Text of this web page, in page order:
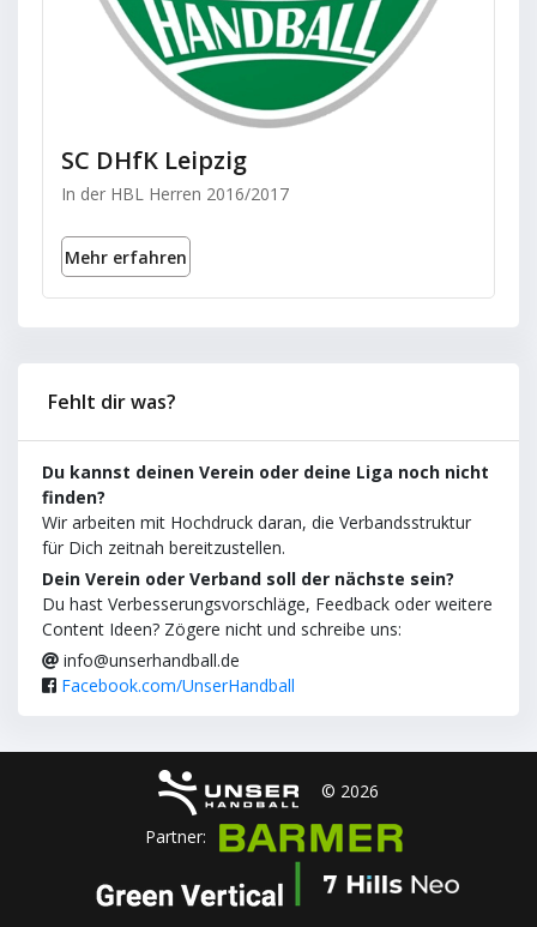
SC DHfK Leipzig
In der HBL Herren 2016/2017
Mehr erfahren
Fehlt dir was?
Du kannst deinen Verein oder deine Liga noch nicht
finden?
Wir arbeiten mit Hochdruck daran, die Verbandsstruktur
für Dich zeitnah bereitzustellen.
Dein Verein oder Verband soll der nächste sein?
Du hast Verbesserungsvorschläge, Feedback oder weitere
Content Ideen? Zögere nicht und schreibe uns:
info@unserhandball.de
Facebook.com/UnserHandball
© 2026
Partner: